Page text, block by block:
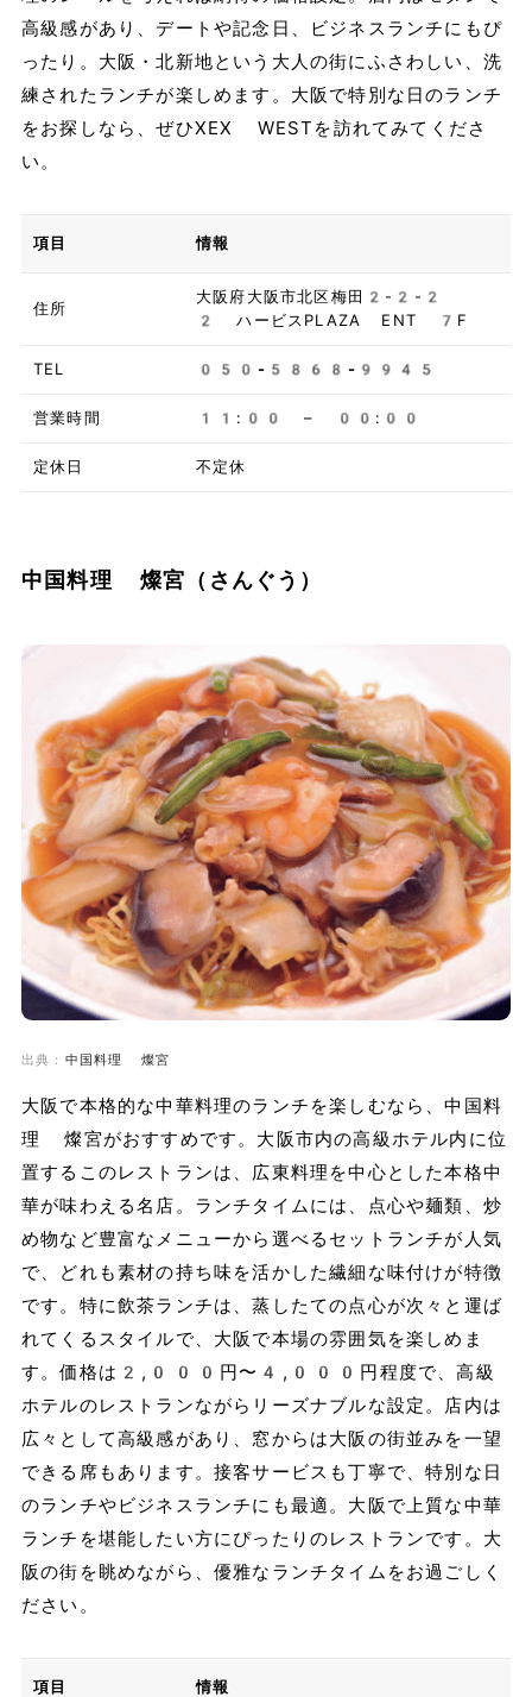
高級感があり、デートや記念日、ビジネスランチにもぴ
ったり。大阪・北新地という大人の街にふさわしい、洗
練されたランチが楽しめます。大阪で特別な日のランチ
をお探しなら、ぜひXEX WESTを訪れてみてくださ
い。
項目 情報
住所
大阪府大阪市北区梅田2-2-2
2 ハービスPLAZA ENT 7F
TEL 050-5868-9945
営業時間 11:00 – 00:00
定休日 不定休
中国料理 燦宮（さんぐう）
出典： 中国料理 燦宮
大阪で本格的な中華料理のランチを楽しむなら、中国料
理 燦宮がおすすめです。大阪市内の高級ホテル内に位
置するこのレストランは、広東料理を中心とした本格中
華が味わえる名店。ランチタイムには、点心や麺類、炒
め物など豊富なメニューから選べるセットランチが人気
で、どれも素材の持ち味を活かした繊細な味付けが特徴
です。特に飲茶ランチは、蒸したての点心が次々と運ば
れてくるスタイルで、大阪で本場の雰囲気を楽しめま
す。価格は2,000円〜4,000円程度で、高級
ホテルのレストランながらリーズナブルな設定。店内は
広々として高級感があり、窓からは大阪の街並みを一望
できる席もあります。接客サービスも丁寧で、特別な日
のランチやビジネスランチにも最適。大阪で上質な中華
ランチを堪能したい方にぴったりのレストランです。大
阪の街を眺めながら、優雅なランチタイムをお過ごしく
ださい。
項目 情報